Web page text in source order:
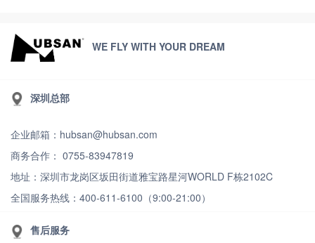
WE FLY WITH YOUR DREAM
深圳总部
企业邮箱：hubsan@hubsan.com
商务合作： 0755-83947819
地址：深圳市龙岗区坂田街道雅宝路星河WORLD F栋2102C
全国服务热线：400-611-6100（9:00-21:00）
售后服务